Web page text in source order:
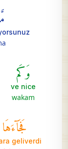
وَكَم
ve nice
wakam
فَجَآءَهَا
geliverdi